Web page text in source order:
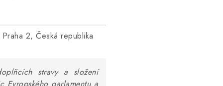
2, Česká republika
stravy a složení